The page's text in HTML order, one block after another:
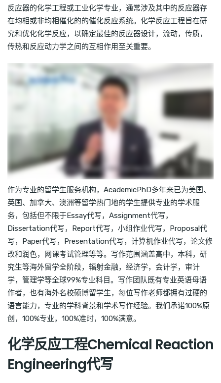
反应器的化学工程或工业化学专业，通常涉及其中的反应器存
在均相或非均相催化的的催化反应系统。化学反应工程旨在研
究和优化化学反应，以确定最佳的反应器设计，流动，传质，
传热和反应动力学之间的互相作用至关重要。
作为专业的留学生服务机构，AcademicPhD多年来已为美国、
英国、加拿大、澳洲等留学热门地的学生提供专业的学术服
务，包括但不限于Essay代写，Assignment代写，
Dissertation代写，Report代写，小组作业代写，Proposal代
写，Paper代写，Presentation代写，计算机作业代写，论文修
改和润色，网课考试管理等等。写作范围涵盖高中，本科，研
究生等海外留学全阶段，辐射金融，经济学，会计学，审计
学，管理学等全球99%专业科目。写作团队既有专业英语母语
作者，也有海外名校硕博留学生，每位写作老师都拥有过硬的
语言能力，专业的学科背景和学术写作经验。我们承诺100%原
创，100%专业，100%准时，100%满意。
化学反应工程Chemical Reaction
Engineering代写